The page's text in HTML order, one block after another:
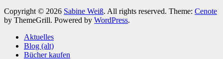
Copyright © 2026 Sabine Weiß. All rights reserved. Theme: Cenote
by ThemeGrill. Powered by WordPress.
Aktuelles
Blog (alt)
Bücher kaufen